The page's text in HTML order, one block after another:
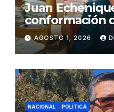
Juan
conformación
gabinete
Fujimori
AGOSTO 1, 2026
NACIONAL POLÍTICA